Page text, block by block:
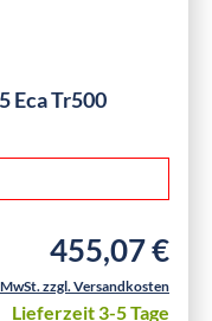
Eca Tr500
Regulärer Preis:
455,07 €
zzgl. Versandkosten
Lieferzeit 3-5 Tage